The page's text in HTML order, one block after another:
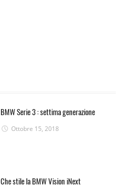
BMW Serie 3 : settima generazione
Ottobre 15, 2018
Che stile la BMW Vision iNext